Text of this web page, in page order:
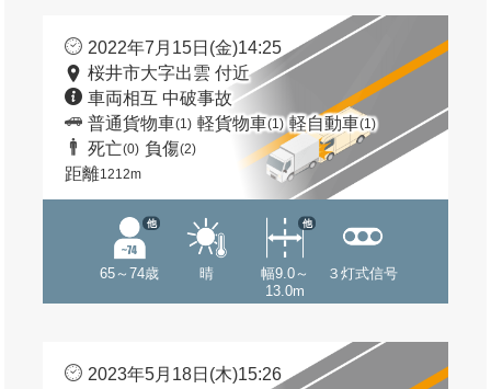
2022年7月15日(金)14:25
桜井市大字出雲 付近
車両相互 中破事故
普通貨物車(1) 軽貨物車(1) 軽自動車(1)
死亡(0) 負傷(2)
距離1212m
65～74歳
他
晴
幅9.0～
13.0m
他
３灯式信号
2023年5月18日(木)15:26